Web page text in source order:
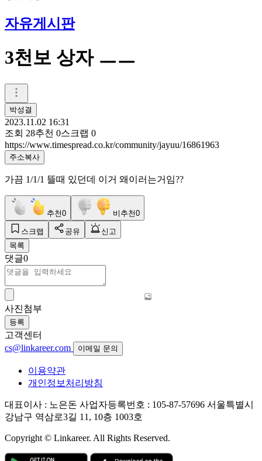
자유게시판
3천보 상자 ㅡㅡ
박성결
2023.11.02 16:31
조회 28추천 0스크랩 0
https://www.timespread.co.kr/community/jayuu/16861963
주소복사
가끔 1/1/1 뜰때 있던데 이거 왜이러는거임??
추천0 비추천0
스크랩 공유
신고
목록
댓글0
사진첨부
등록
고객센터
cs@linkareer.com
이메일 문의
이용약관
개인정보처리방침
대표이사 : 노은돈 사업자등록번호 : 105-87-57696 서울특별시
강남구 역삼로3길 11, 10층 1003호
Copyright © Linkareer. All Rights Reserved.